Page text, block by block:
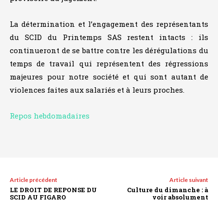
La détermination et l’engagement des représentants
du SCID du Printemps SAS restent intacts : ils
continueront de se battre contre les dérégulations du
temps de travail qui représentent des régressions
majeures pour notre société et qui sont autant de
violences faites aux salariés et à leurs proches.
Repos hebdomadaires
Article précédent
LE DROIT DE REPONSE DU
SCID AU FIGARO
Article suivant
Culture du dimanche : à
voir absolument